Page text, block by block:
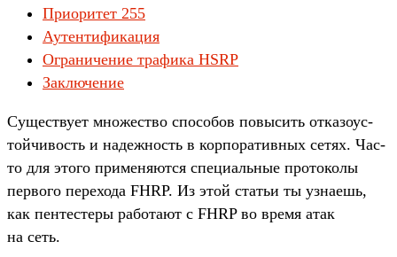
Приоритет 255
Аутентификация
Ограничение трафика HSRP
Заключение
Су­щес­тву­ет мно­жес­тво спо­собов повысить отка­зоус­
той­чивость и надеж­ность в кор­поратив­ных сетях. Час­
то для это­го при­меня­ются спе­циаль­ные про­токо­лы
пер­вого перехо­да FHRP. Из этой статьи ты узна­ешь,
как пен­тесте­ры работа­ют с FHRP во вре­мя атак
на сеть.